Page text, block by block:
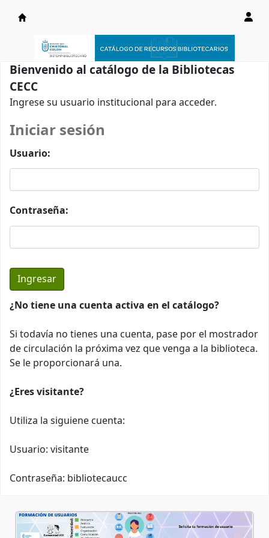
Catálogo en línea
Bienvenido al catálogo de la Bibliotecas
CECC
Ingrese su usuario institucional para acceder.
Iniciar sesión
Usuario:
Contraseña:
¿No tiene una cuenta activa en el catálogo?
Si todavía no tienes una cuenta, pase por el mostrador
de circulación la próxima vez que venga a la biblioteca.
Se le proporcionará una.
¿Eres visitante?
Utiliza la siguiene cuenta:
Usuario: visitante
Contraseña: bibliotecaucc